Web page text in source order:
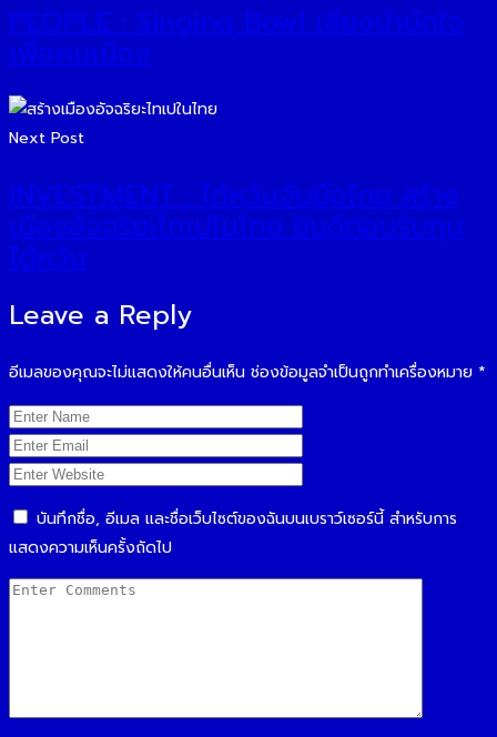
PEOPLE : Singing Bowl เสียงบำบัดใจ
เพื่อคนเมือง
Next Post
INVESTMENT : ไต้หวันจับมือไทย สร้าง
เมืองอัจฉริยะไทเปในไทย ยินดีต้อนรับทุน
ไต้หวัน
Leave a Reply
อีเมลของคุณจะไม่แสดงให้คนอื่นเห็น ช่องข้อมูลจำเป็นถูกทำเครื่องหมาย *
บันทึกชื่อ, อีเมล และชื่อเว็บไซต์ของฉันบนเบราว์เซอร์นี้ สำหรับการ
แสดงความเห็นครั้งถัดไป